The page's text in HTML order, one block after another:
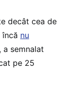
decât cea de
nu
, a semnalat
pe 25